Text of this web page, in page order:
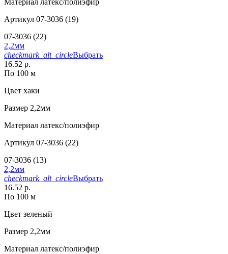
Материал латекс/полиэфир
Артикул 07-3036 (19)
07-3036 (22)
2,2мм
checkmark_alt_circleВыбрать
16.52 р.
По 100 м
Цвет хаки
Размер 2,2мм
Материал латекс/полиэфир
Артикул 07-3036 (22)
07-3036 (13)
2,2мм
checkmark_alt_circleВыбрать
16.52 р.
По 100 м
Цвет зеленый
Размер 2,2мм
Материал латекс/полиэфир